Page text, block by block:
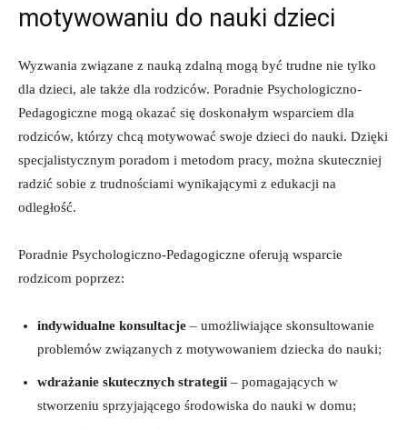
motywowaniu do nauki dzieci
Wyzwania związane z⁤ nauką zdalną mogą być trudne nie tylko
dla ​dzieci, ale także dla rodziców. Poradnie Psychologiczno-
Pedagogiczne mogą okazać się doskonałym wsparciem dla
rodziców, którzy chcą motywować⁤ swoje dzieci do nauki. Dzięki
specjalistycznym ‌poradom i ‌metodom ⁢pracy, ⁣można ⁤skuteczniej
radzić sobie ‍z ⁢trudnościami⁢ wynikającymi z edukacji na
⁣odległość.
Poradnie Psychologiczno-Pedagogiczne oferują wsparcie
rodzicom‍ poprzez:
indywidualne konsultacje – umożliwiające skonsultowanie⁢
problemów związanych z⁢ motywowaniem⁣ dziecka do nauki;
wdrażanie skutecznych strategii – pomagających w
stworzeniu sprzyjającego środowiska do nauki w domu;